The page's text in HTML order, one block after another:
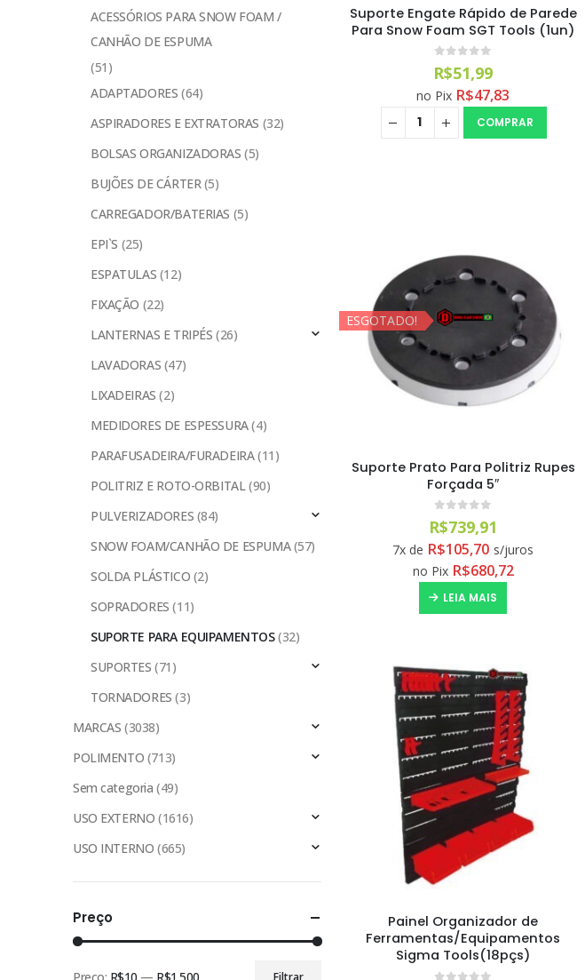
Suporte Engate Rápido de Parede
Para Snow Foam SGT Tools (1un)
out of 5
R$51,99
no Pix R$47,83
COMPRAR
ESGOTADO!
Suporte Prato Para Politriz Rupes
Forçada 5″
0out of 5
R$739,91
7x de R$105,70 s/juros
no Pix R$680,72
LEIA MAIS
Painel Organizador de
Ferramentas/Equipamentos
Sigma Tools(18pçs)
ACESSÓRIOS PARA SNOW FOAM /
CANHÃO DE ESPUMA
(51)
ADAPTADORES (64)
ASPIRADORES E EXTRATORAS (32)
BOLSAS ORGANIZADORAS (5)
BUJÕES DE CÁRTER(5)
CARREGADOR/BATERIAS (5)
EPI`S (25)
ESPATULAS (12)
FIXAÇÃO (22)
LANTERNAS E TRIPÉS (26)
LAVADORAS (47)
LIXADEIRAS (2)
MEDIDORES DE ESPESSURA(4)
PARAFUSADEIRA/FURADEIRA(11)
POLITRIZ E ROTO-ORBITAL(90)
PULVERIZADORES (84)
SNOW FOAM/CANHÃO DE ESPUMA (57)
SOLDA PLÁSTICO (2)
SOPRADORES (11)
SUPORTE PARA EQUIPAMENTOS(32)
SUPORTES (71)
TORNADORES (3)
MARCAS (3038)
POLIMENTO (713)
Sem categoria (49)
USO EXTERNO (1616)
USO INTERNO (665)
Preço